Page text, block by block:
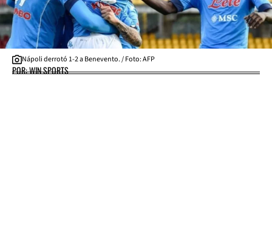
Nápoli derrotó 1-2 a Benevento. / Foto: AFP
POR: WIN SPORTS